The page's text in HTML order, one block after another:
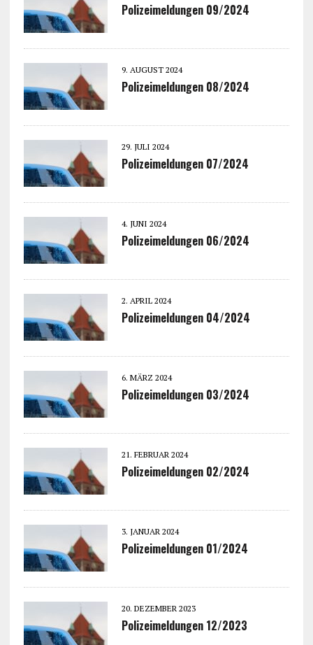
Polizeimeldungen 09/2024
9. AUGUST 2024
Polizeimeldungen 08/2024
29. JULI 2024
Polizeimeldungen 07/2024
4. JUNI 2024
Polizeimeldungen 06/2024
2. APRIL 2024
Polizeimeldungen 04/2024
6. MÄRZ 2024
Polizeimeldungen 03/2024
21. FEBRUAR 2024
Polizeimeldungen 02/2024
3. JANUAR 2024
Polizeimeldungen 01/2024
20. DEZEMBER 2023
Polizeimeldungen 12/2023